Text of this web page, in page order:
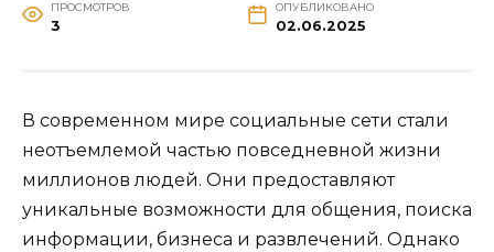
ПРОСМОТРОВ
3
ОПУБЛИКОВАНО
02.06.2025
В современном мире социальные сети стали
неотъемлемой частью повседневной жизни
миллионов людей. Они предоставляют
уникальные возможности для общения, поиска
информации, бизнеса и развлечений. Однако